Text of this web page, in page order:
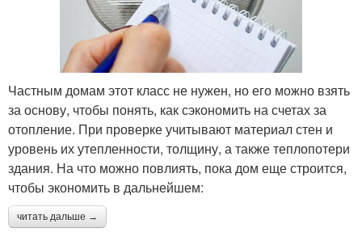
Частным домам этот класс не нужен, но его можно взять
за основу, чтобы понять, как сэкономить на счетах за
отопление. При проверке учитывают материал стен и
уровень их утепленности, толщину, а также теплопотери
здания. На что можно повлиять, пока дом еще строится,
чтобы экономить в дальнейшем:
читать дальше →